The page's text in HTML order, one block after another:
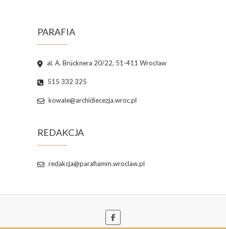
PARAFIA
al. A. Brücknera 20/22, 51-411 Wrocław
515 332 325
kowale@archidiecezja.wroc.pl
REDAKCJA
redakcja@parafiamm.wroclaw.pl